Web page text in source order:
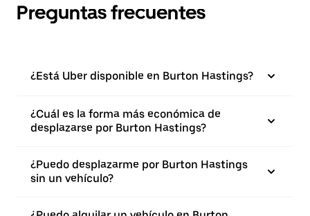
Preguntas frecuentes
¿Está Uber disponible en Burton Hastings?
¿Cuál es la forma más económica de
desplazarse por Burton Hastings?
¿Puedo desplazarme por Burton Hastings
sin un vehículo?